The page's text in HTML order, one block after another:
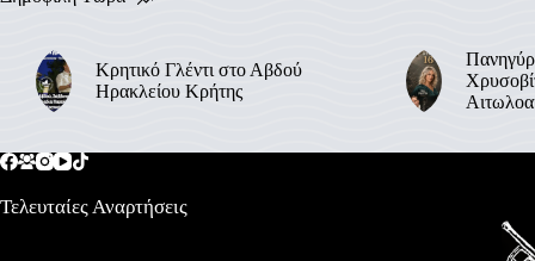
Κρητικό Γλέντι στο Αβδού
Ηρακλείου Κρήτης
Τελευταίες Αναρτήσεις